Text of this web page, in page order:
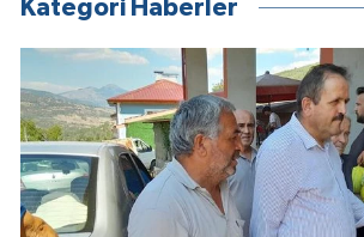
Kategori Haberler